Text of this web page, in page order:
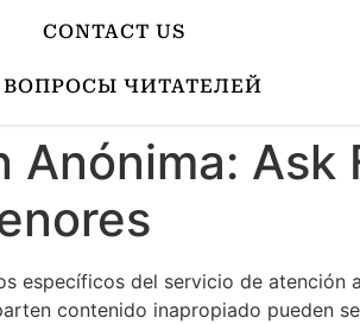
CONTACT US
ЧИТАТЕЛЕЙ
Anónima: Ask
específicos del servicio de atención
contenido inapropiado pueden